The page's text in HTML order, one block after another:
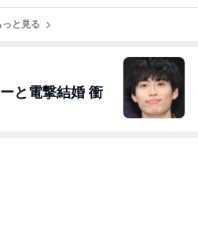
っと見る
と電撃結婚 衝